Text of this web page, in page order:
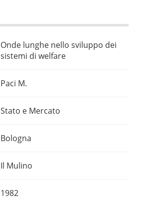
Onde lunghe nello sviluppo dei
sistemi di welfare
Paci M.
Stato e Mercato
Bologna
Il Mulino
1982